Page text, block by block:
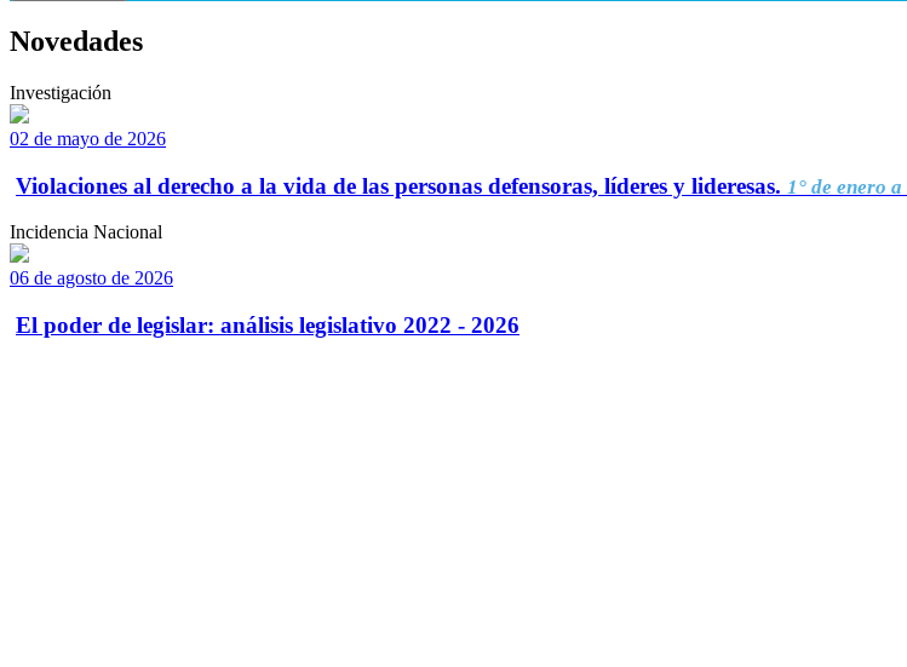
Novedades
Investigación
02 de mayo de 2026
Violaciones al derecho a la vida de las personas defensoras, líderes y lideresas. 1° de enero
Incidencia Nacional
06 de agosto de 2026
El poder de legislar: análisis legislativo 2022 - 2026